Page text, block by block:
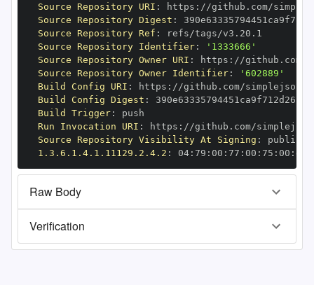
Source Repository URI : https :
Source Repository Digest :
Source Repository Ref :
Source Repository Identifier:
'1333666'
Source Repository Owner URI : https :
Source Repository Owner Identifier:
'602889'
Build Config URI : https : //github.com/simplejson/
Build Config Digest :
Build Trigger:
Run Invocation URI : https :
Source Repository Visibility At Signing :
1.3.6.1.4.1.11129.2.4.2 : 04: 79 : 00 : 77 : 00 : 75 : 00 : dd
Raw Body
Verification